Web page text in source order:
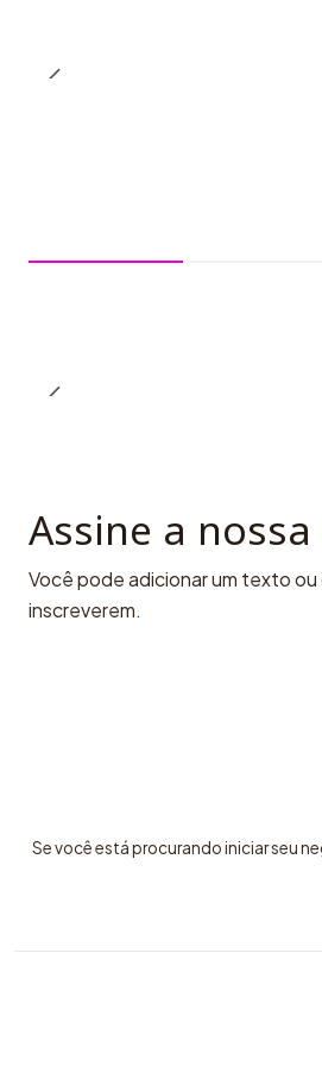
Assine a
Você pode adicionar um texto
inscreverem.
Se você está procurando iniciar seu